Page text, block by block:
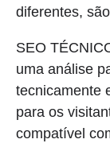
diferentes,
SEO
uma análise
tecnicamente
para os
compatível